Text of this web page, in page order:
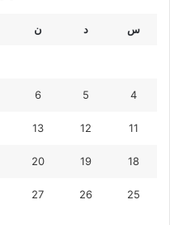
س د ن
4
5
6
11
12
13
18
19
20
25
26
27